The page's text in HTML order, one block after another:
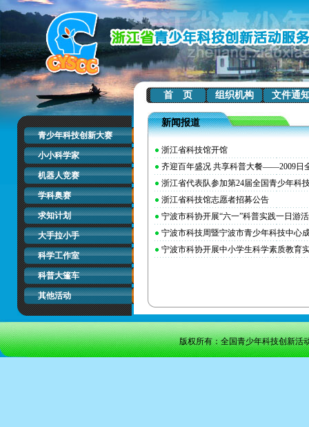
首 页 组织机构 文件通
青少年科技创新大赛
小小科学家
机器人竞赛
学科奥赛
求知计划
大手拉小手
科学工作室
科普大篷车
其他活动
新闻报道
浙江省科技馆开馆
齐迎百年盛况 共享科普大餐——2009日
浙江省代表队参加第24届全国青少年科
浙江省科技馆志愿者招募公告
宁波市科协开展“六一”科普实践一日游
宁波市科技周暨宁波市青少年科技中心
宁波市科协开展中小学生科学素质教育
版权所有：全国青少年科技创新